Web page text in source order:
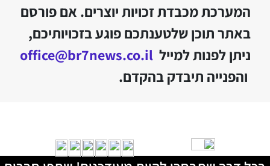
המערכת מכבדת זכויות יוצרים. אם פורסם
באתר תוכן שלטענתכם פוגע בזכויותיכם,
ניתן לפנות למייל office@br7news.co.il
והפנייה תיבדק בהקדם.